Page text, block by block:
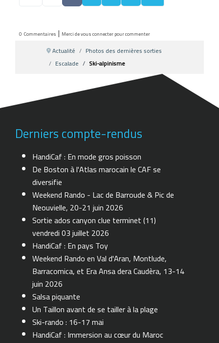
0 Commentaires | Merci de vous connecter pour commenter
Actualité
Photos des dernières sorties
Escalade
Ski-alpinisme
Derniers compte-rendus
HandiCaf : En mode gros poisson
De Boston à l'Atlas marocain le CAF se
diversifie
Weekend Rando - Lac de Barroude & Pic de
Neouvielle, 20-21 juin 2026
Sortie ados canyon clue terminet (11)
vendredi 03 juillet 2026
HandiCaf : En pays Toy
Weekend Rando en Val d'Aran, Montlude,
Barracomica, et Era Ansa dera Caudèra, 13-14
juin 2026
Salsa piquante
Un Taillon avant de se tailler à la plage
Ski-rando : 16-17 mai
HandiCaf : Immersion au cœur du Maroc